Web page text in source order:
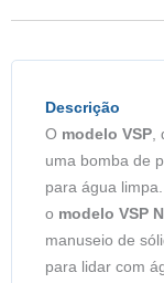
Descrição
O modelo VSP
uma bomba de
para água
o modelo VSP
manuseio de
para lidar com